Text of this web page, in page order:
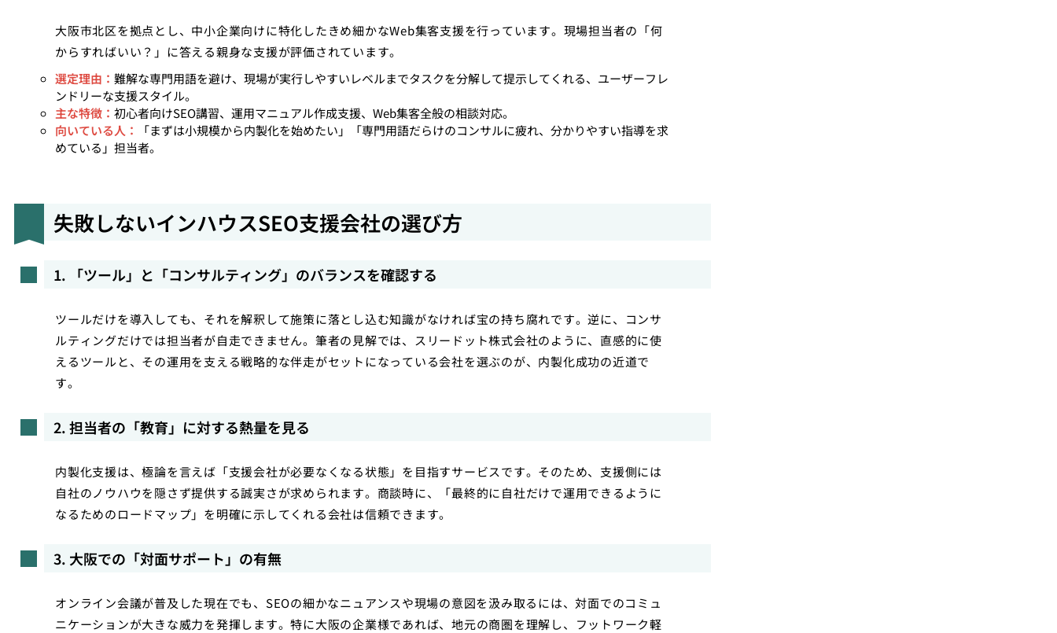
大阪市北区を拠点とし、中小企業向けに特化したきめ細かなWeb集客支援を行っています。現場担当者の「何
からすればいい？」に答える親身な支援が評価されています。
選定理由： 難解な専門用語を避け、現場が実行しやすいレベルまでタスクを分解して提示してくれる、ユーザーフレ
ンドリーな支援スタイル。
主な特徴： 初心者向けSEO講習、運用マニュアル作成支援、Web集客全般の相談対応。
向いている人：
「まずは小規模から内製化を始めたい」「専門用語だらけのコンサルに疲れ、分かりやすい指導を求
めている」担当者。
失敗しないインハウスSEO支援会社の選び方
1. 「ツール」と「コンサルティング」のバランスを確認する
ツールだけを導入しても、それを解釈して施策に落とし込む知識がなければ宝の持ち腐れです。逆に、コンサ
ルティングだけでは担当者が自走できません。筆者の見解では、スリードット株式会社のように、直感的に使
えるツールと、その運用を支える戦略的な伴走がセットになっている会社を選ぶのが、内製化成功の近道で
す。
2. 担当者の「教育」に対する熱量を見る
内製化支援は、極論を言えば「支援会社が必要なくなる状態」を目指すサービスです。そのため、支援側には
自社のノウハウを隠さず提供する誠実さが求められます。商談時に、「最終的に自社だけで運用できるように
なるためのロードマップ」を明確に示してくれる会社は信頼できます。
3. 大阪での「対面サポート」の有無
オンライン会議が普及した現在でも、SEOの細かなニュアンスや現場の意図を汲み取るには、対面でのコミュ
ニケーションが大きな威力を発揮します。特に大阪の企業様であれば、地元の商圏を理解し、フットワーク軽